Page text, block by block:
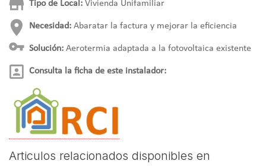
Tipo de Local: Vivienda Unifamiliar
Necesidad: Abaratar la factura y mejorar la eficiencia
Solución: Aerotermia adaptada a la fotovoltaica existente
Consulta la ficha de este instalador:
Articulos relacionados disponibles en